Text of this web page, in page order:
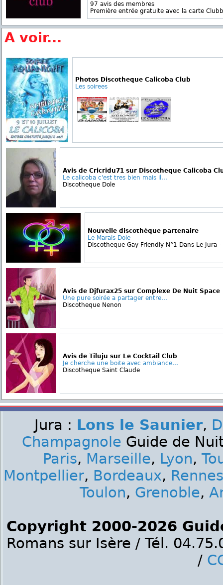
97 avis des membres
Première entrée gratuite avec la carte
A voir...
Photos Discotheque Calicoba Club
Les soirees
Avis de Cricridu71 sur Discotheque Calicoba
Le calicoba c'est tres bien mais il...
Discotheque Dole
Nouvelle discothèque partenaire
Le Marais Dole
Discotheque Gay Friendly N°1 Dans Le Jura
Avis de Djfurax25 sur Complexe De Nuit Space
Une pure soirée a partager entre...
Discotheque Nenon
Avis de Tiluju sur Le Cocktail Club
Je cherche une boite avec ambiance...
Discotheque Saint Claude
Jura : Lons le Saunier,
Champagnole Guide de
Paris, Marseille, Lyon,
Montpellier, Bordeaux, Rennes
Toulon, Grenoble,
Copyright 2000-2026
Romans sur Isère / Tél.
/